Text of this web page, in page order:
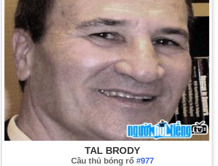
TAL BRODY
Cầu thủ bóng rổ #977